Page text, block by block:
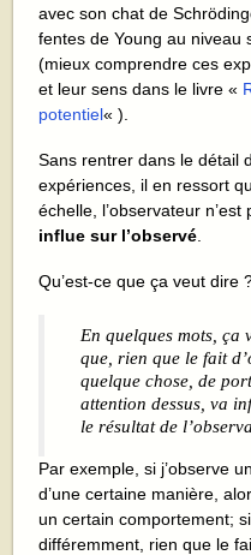
avec son chat de
fentes de Young au niveau
(mieux comprendre ces
et leur sens dans le livre «
potentiel« ).
Sans rentrer dans le détail
expériences, il en ressort
échelle, l’observateur n’est
influe sur l’observé
Qu’est-ce que ça veut dire
En quelques mots, ça
que, rien que le fait
quelque chose, de
attention dessus, va
le résultat de
Par exemple, si j’observe
d’une certaine manière,
un certain comportement;
différemment, rien que le